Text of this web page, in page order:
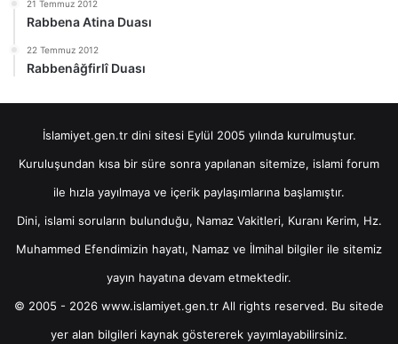
21 Temmuz 2012
Rabbena Atina Duası
22 Temmuz 2012
Rabbenâğfirlî Duası
İslamiyet.gen.tr dini sitesi Eylül 2005 yılında kurulmuştur.
Kuruluşundan kısa bir süre sonra yapılanan sitemize, islami forum
ile hızla yayılmaya ve içerik paylaşımlarına başlamıştır.
Dini, islami soruların bulunduğu, Namaz Vakitleri, Kuranı Kerim, Hz.
Muhammed Efendimizin hayatı, Namaz ve İlmihal bilgiler ile sitemiz
yayın hayatına devam etmektedir.
© 2005 - 2026 www.islamiyet.gen.tr All rights reserved. Bu sitede
yer alan bilgileri kaynak göstererek yayımlayabilirsiniz.